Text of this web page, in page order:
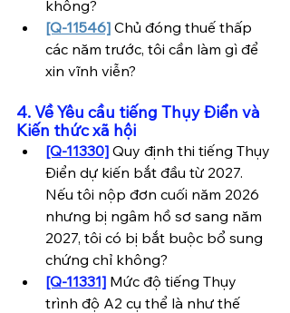
không?
[Q-11546] Chủ đóng thuế thấp
các năm trước, tôi cần làm gì để
xin vĩnh viễn?
4. Về Yêu cầu tiếng Thụy Điển và
Kiến thức xã hội
[Q-11330] Quy định thi tiếng Thụy
Điển dự kiến bắt đầu từ 2027.
Nếu tôi nộp đơn cuối năm 2026
nhưng bị ngâm hồ sơ sang năm
2027, tôi có bị bắt buộc bổ sung
chứng chỉ không?
[Q-11331] Mức độ tiếng Thụy
trình độ A2 cụ thể là như thế